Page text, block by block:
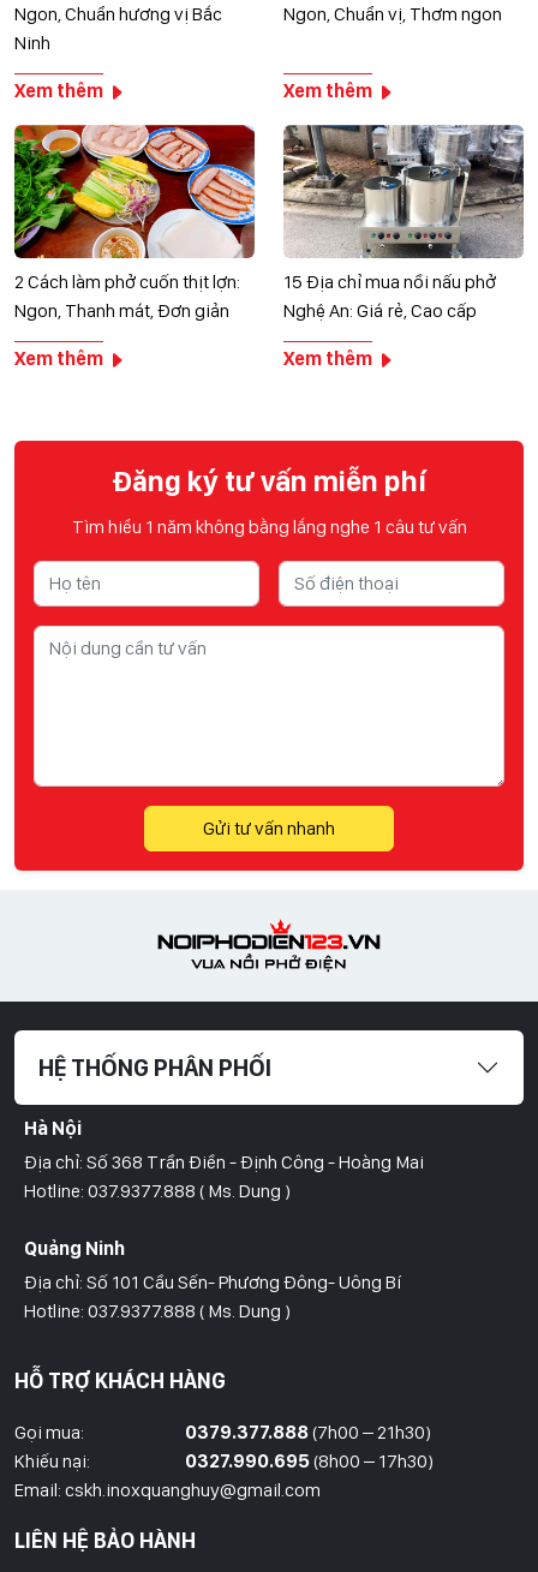
Ngon, Chuẩn hương vị Bắc
Ninh
Xem thêm
Ngon, Chuẩn vị, Thơm ngon
Xem thêm
2 Cách làm phở cuốn thịt lợn:
Ngon, Thanh mát, Đơn giản
Xem thêm
15 Địa chỉ mua nồi nấu phở
Nghệ An: Giá rẻ, Cao cấp
Xem thêm
Đăng ký tư vấn miễn phí
Tìm hiểu 1 năm không bằng lắng nghe 1 câu tư vấn
Gửi tư vấn nhanh
HỆ THỐNG PHÂN PHỐI
Hà Nội
Địa chỉ: Số 368 Trần Điền - Định Công - Hoàng Mai
Hotline: 037.9377.888 ( Ms. Dung )
Quảng Ninh
Địa chỉ: Số 101 Cầu Sến- Phương Đông- Uông Bí
Hotline: 037.9377.888 ( Ms. Dung )
Hồ Chí Minh
Hotline: 09786.01.388 ( Mr. Huy )
Thái Bình
Đối diện ủy ban nhân dân xã Vũ Hoà - Kiến Xương - Thái Bình
Hotline: 037.9377.888 ( Ms. Dung )
HỖ TRỢ KHÁCH HÀNG
Gọi mua: 0379.377.888(7h00 – 21h30)
Khiếu nại:
0327.990.695(8h00 – 17h30)
Email: cskh.inoxquanghuy@gmail.com
LIÊN HỆ BẢO HÀNH